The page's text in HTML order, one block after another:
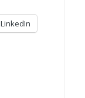
LinkedIn